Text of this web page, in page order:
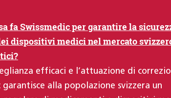
fa Swissmedic per garantire la
dispositivi medici nel mercato
efficaci e l’attuazione di
garantisce alla popolazione svizzera un